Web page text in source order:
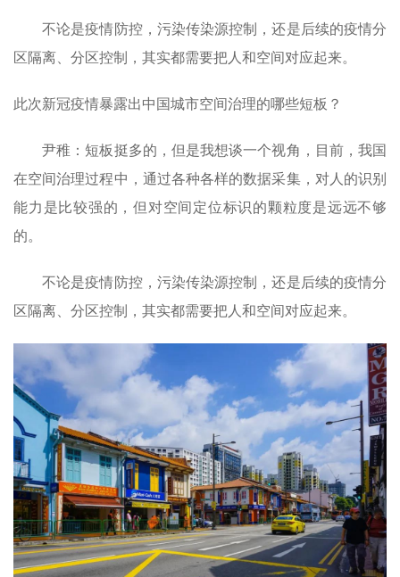
不论是疫情防控，污染传染源控制，还是后续的疫情分
区隔离、分区控制，其实都需要把人和空间对应起来。
此次新冠疫情暴露出中国城市空间治理的哪些短板？
尹稚：短板挺多的，但是我想谈一个视角，目前，我国
在空间治理过程中，通过各种各样的数据采集，对人的识别
能力是比较强的，但对空间定位标识的颗粒度是远远不够
的。
不论是疫情防控，污染传染源控制，还是后续的疫情分
区隔离、分区控制，其实都需要把人和空间对应起来。